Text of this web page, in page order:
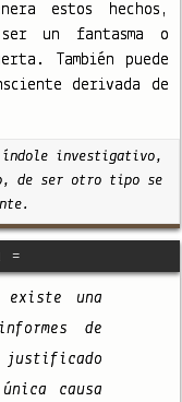
estos hechos,
un fantasma o
También puede
derivada de
investigativo,
de ser otro tipo se
=
existe una
de
causa